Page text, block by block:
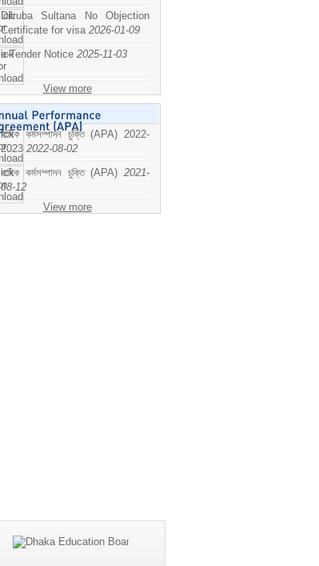
Dilruba Sultana No Objection
Certificate for visa 2026-01-09
e-Tender Notice 2025-11-03
View more
বাষিক কর্মসম্পাদন চুক্তি (APA) 2022-
2023 2022-08-02
বাষিক কর্মসম্পাদন চুক্তি (APA) 2021-
08-12
View more